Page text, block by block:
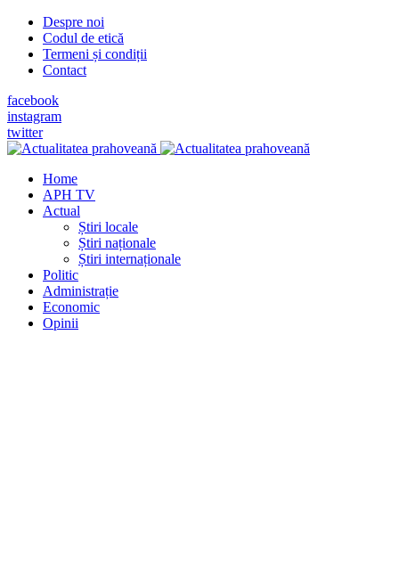
Despre noi
Codul de etică
Termeni și condiții
Contact
facebook
instagram
twitter
Home
APH TV
Actual
Știri locale
Știri naționale
Știri internaționale
Politic
Administrație
Economic
Opinii